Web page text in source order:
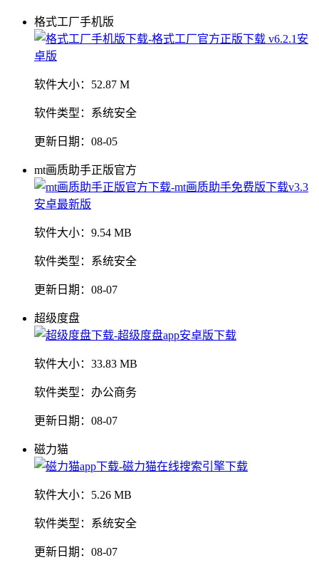
格式工厂手机版
软件大小： 52.87 M
软件类型： 系统安全
更新日期： 08-05
mt画质助手正版官方
软件大小： 9.54 MB
软件类型： 系统安全
更新日期： 08-07
超级度盘
软件大小： 33.83 MB
软件类型： 办公商务
更新日期： 08-07
磁力猫
软件大小： 5.26 MB
软件类型： 系统安全
更新日期： 08-07